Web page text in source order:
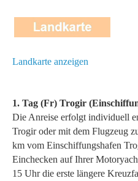
Landkarte anzeigen
1. Tag (Fr) Trogir
Die Anreise erfolgt individuell
Trogir oder mit dem Flugzeug
km vom Einschiffungshafen
Einchecken auf Ihrer
15 Uhr die erste längere